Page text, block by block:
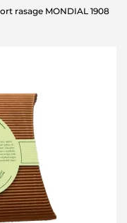
rasage MONDIAL 1908